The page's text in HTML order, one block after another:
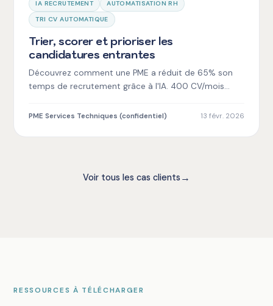
IA RECRUTEMENT
AUTOMATISATION RH
TRI CV AUTOMATIQUE
Trier, scorer et prioriser les
candidatures entrantes
Découvrez comment une PME a réduit de 65% son
temps de recrutement grâce à l'IA. 400 CV/mois
mesurables.
PME Services Techniques (confidentiel) 13 févr. 2026
Voir tous les cas clients →
RESSOURCES À TÉLÉCHARGER